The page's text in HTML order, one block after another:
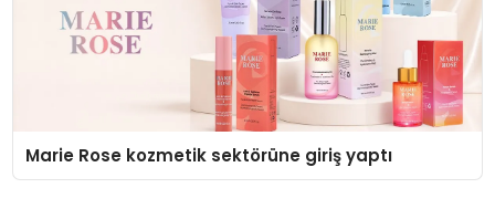
Marie Rose kozmetik sektörüne giriş yaptı